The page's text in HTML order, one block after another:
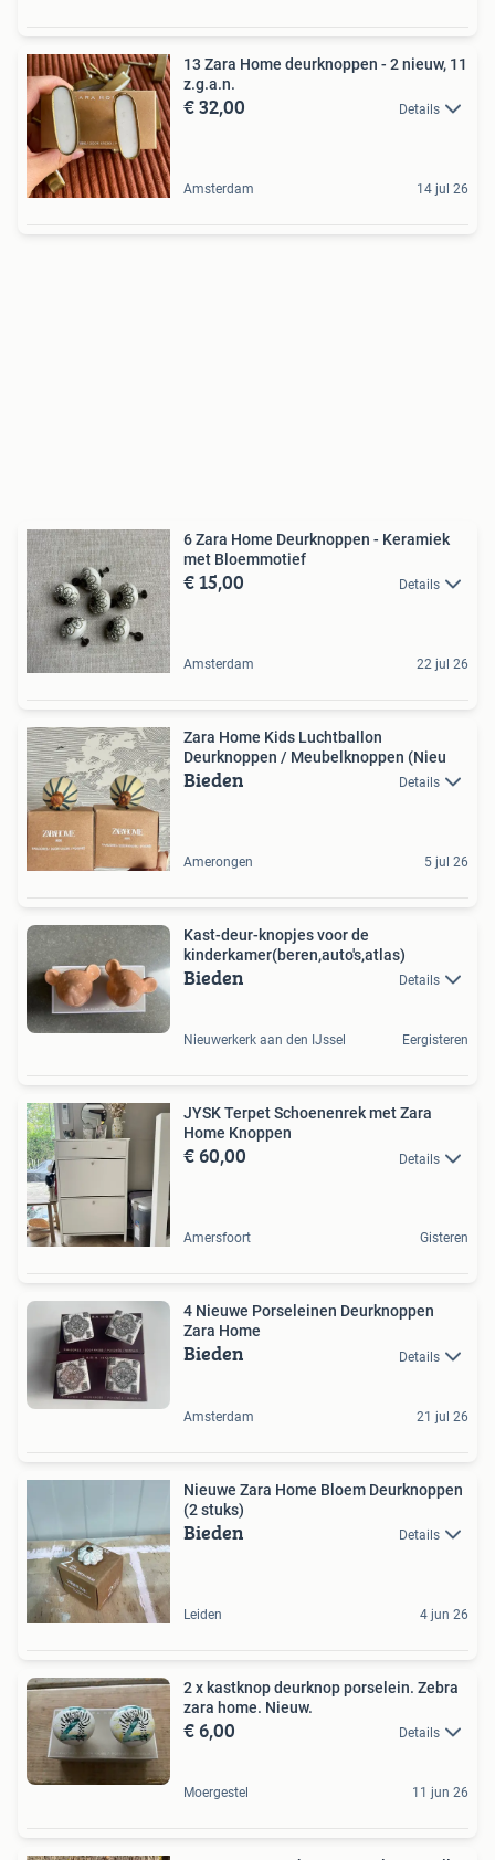
13 Zara Home deurknoppen - 2 nieuw, 11
z.g.a.n.
€ 32,00 Details
Amsterdam 14 jul 26
6 Zara Home Deurknoppen - Keramiek
met Bloemmotief
€ 15,00 Details
Amsterdam 22 jul 26
Zara Home Kids Luchtballon
Deurknoppen / Meubelknoppen (Nieu
Bieden Details
Amerongen 5 jul 26
Kast-deur-knopjes voor de
kinderkamer(beren,auto's,atlas)
Bieden Details
Nieuwerkerk aan den IJssel Eergisteren
JYSK Terpet Schoenenrek met Zara
Home Knoppen
€ 60,00 Details
Amersfoort Gisteren
4 Nieuwe Porseleinen Deurknoppen
Zara Home
Bieden Details
Amsterdam 21 jul 26
Nieuwe Zara Home Bloem Deurknoppen
(2 stuks)
Bieden Details
Leiden 4 jun 26
2 x kastknop deurknop porselein. Zebra
zara home. Nieuw.
€ 6,00 Details
Moergestel 11 jun 26